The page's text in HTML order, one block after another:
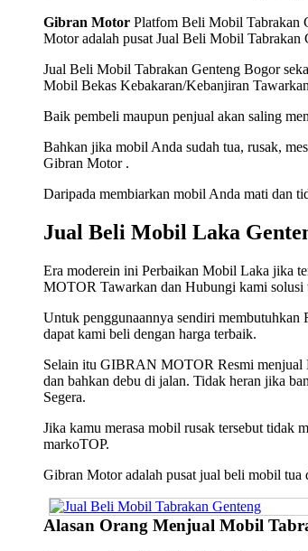
Gibran Motor Platfom Beli Mobil Tabrakan
Motor adalah pusat Jual Beli Mobil Tabrakan
Jual Beli Mobil Tabrakan Genteng Bogor
Mobil Bekas Kebakaran/Kebanjiran
Baik pembeli maupun penjual akan saling
Bahkan jika mobil Anda sudah tua, rusak,
Gibran Motor .
Daripada membiarkan mobil Anda mati dan
Jual Beli Mobil Laka
Era moderein ini Perbaikan Mobil Laka jika
MOTOR Tawarkan dan Hubungi kami
Untuk penggunaannya sendiri
dapat kami beli dengan harga terbaik.
Selain itu GIBRAN MOTOR Resmi menjual
dan bahkan debu di jalan. Tidak heran jika
Segera.
Jika kamu merasa mobil rusak tersebut tidak
markoTOP.
Gibran Motor adalah pusat jual beli mobil
Alasan Orang Menjual Mobil